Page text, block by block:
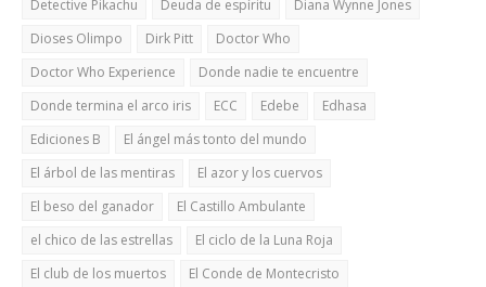
Detective Pikachu
Deuda de espíritu
Diana Wynne Jones
Dioses Olimpo
Dirk Pitt
Doctor Who
Doctor Who Experience
Donde nadie te encuentre
Donde termina el arco iris
ECC Edebe
Edhasa
Ediciones B
El ángel más tonto del mundo
El árbol de las mentiras
El azor y los cuervos
El beso del ganador
El Castillo Ambulante
el chico de las estrellas
El ciclo de la Luna Roja
El club de los muertos
El Conde de Montecristo